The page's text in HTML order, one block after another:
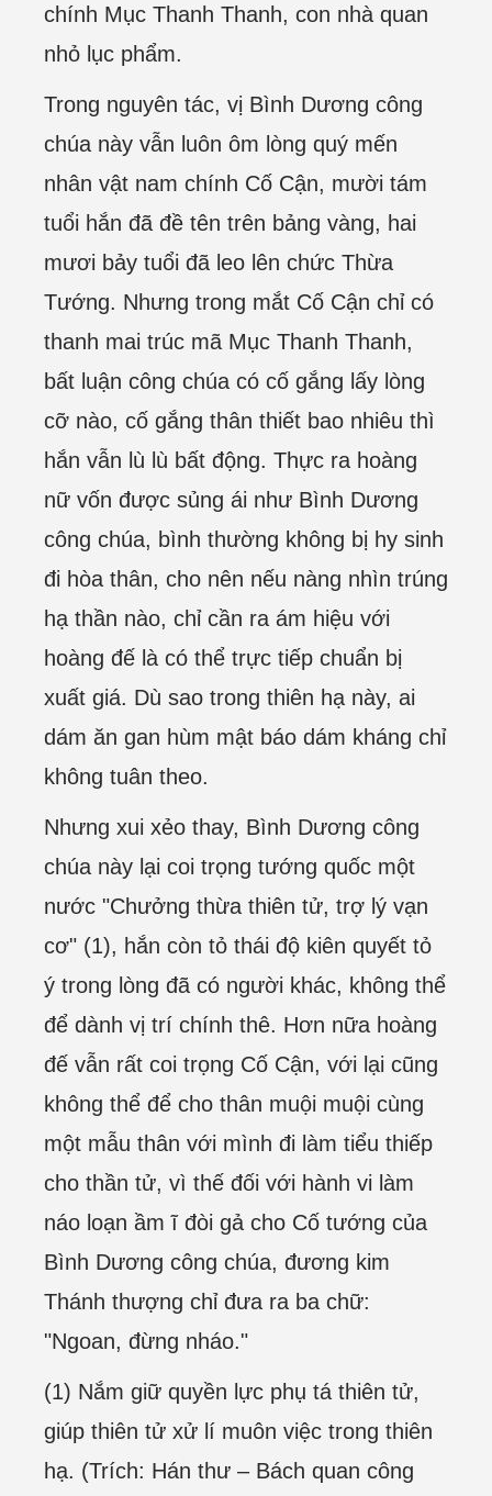
chính Mục Thanh Thanh, con nhà quan
nhỏ lục phẩm.
Trong nguyên tác, vị Bình Dương công
chúa này vẫn luôn ôm lòng quý mến
nhân vật nam chính Cố Cận, mười tám
tuổi hắn đã đề tên trên bảng vàng, hai
mươi bảy tuổi đã leo lên chức Thừa
Tướng. Nhưng trong mắt Cố Cận chỉ có
thanh mai trúc mã Mục Thanh Thanh,
bất luận công chúa có cố gắng lấy lòng
cỡ nào, cố gắng thân thiết bao nhiêu thì
hắn vẫn lù lù bất động. Thực ra hoàng
nữ vốn được sủng ái như Bình Dương
công chúa, bình thường không bị hy sinh
đi hòa thân, cho nên nếu nàng nhìn trúng
hạ thần nào, chỉ cần ra ám hiệu với
hoàng đế là có thể trực tiếp chuẩn bị
xuất giá. Dù sao trong thiên hạ này, ai
dám ăn gan hùm mật báo dám kháng chỉ
không tuân theo.
Nhưng xui xẻo thay, Bình Dương công
chúa này lại coi trọng tướng quốc một
nước "Chưởng thừa thiên tử, trợ lý vạn
cơ" (1), hắn còn tỏ thái độ kiên quyết tỏ
ý trong lòng đã có người khác, không thể
để dành vị trí chính thê. Hơn nữa hoàng
đế vẫn rất coi trọng Cố Cận, với lại cũng
không thể để cho thân muội muội cùng
một mẫu thân với mình đi làm tiểu thiếp
cho thần tử, vì thế đối với hành vi làm
náo loạn ầm ĩ đòi gả cho Cố tướng của
Bình Dương công chúa, đương kim
Thánh thượng chỉ đưa ra ba chữ:
"Ngoan, đừng nháo."
(1) Nắm giữ quyền lực phụ tá thiên tử,
giúp thiên tử xử lí muôn việc trong thiên
hạ. (Trích: Hán thư – Bách quan công